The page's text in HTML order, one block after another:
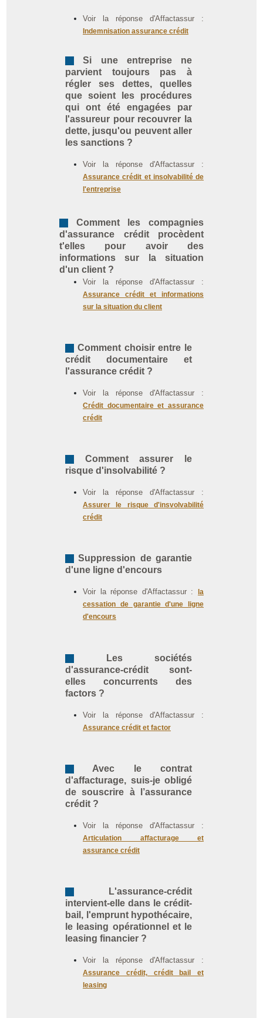
Voir la réponse d'Affactassur :
Indemnisation assurance crédit
Si une entreprise ne
parvient toujours pas à
régler ses dettes, quelles
que soient les procédures
qui ont été engagées par
l'assureur pour recouvrer la
dette, jusqu'ou peuvent aller
les sanctions ?
Voir la réponse d'Affactassur :
Assurance crédit et insolvabilité de
l'entreprise
Comment les compagnies
d'assurance crédit procèdent
t'elles pour avoir des
informations sur la situation
d'un client ?
Voir la réponse d'Affactassur :
Assurance crédit et informations
sur la situation du client
Comment choisir entre le
crédit documentaire et
l'assurance crédit ?
Voir la réponse d'Affactassur :
Crédit documentaire et assurance
crédit
Comment assurer le
risque d'insolvabilité ?
Voir la réponse d'Affactassur :
Assurer le risque d'insvolvabilité
crédit
Suppression de garantie
d'une ligne d'encours
Voir la réponse d'Affactassur :
la
cessation de garantie d'une ligne
d'encours
Les sociétés
d'assurance-crédit sont-
elles concurrents des
factors ?
Voir la réponse d'Affactassur :
Assurance crédit et factor
Avec le contrat
d'affacturage, suis-je obligé
de souscrire à l’assurance
crédit ?
Voir la réponse d'Affactassur :
Articulation affacturage et
assurance crédit
L'assurance-crédit
intervient-elle dans le crédit-
bail, l'emprunt hypothécaire,
le leasing opérationnel et le
leasing financier ?
Voir la réponse d'Affactassur :
Assurance crédit, crédit bail et
leasing